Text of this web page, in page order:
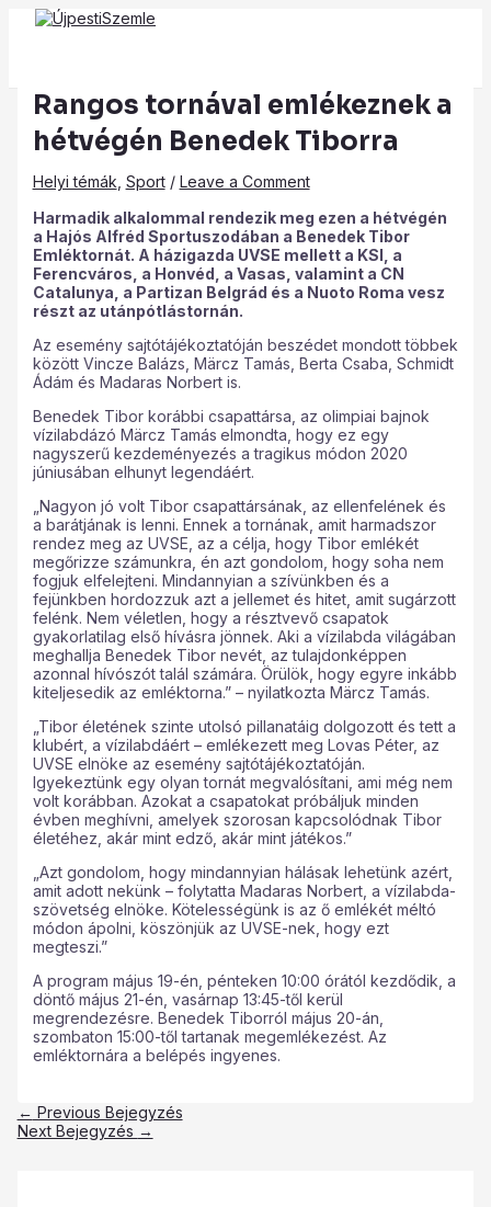
Skip
Main
Menu
Rangos tornával emlékeznek a
hétvégén Benedek Tiborra
Helyi témák Sport/ Leave a Comment
Harmadik alkalommal rendezik meg ezen a hétvégén
a Hajós Alfréd Sportuszodában a Benedek Tibor
Emléktornát. A házigazda UVSE mellett a KSI, a
Ferencváros, a Honvéd, a Vasas, valamint a CN
Catalunya, a Partizan Belgrád és a Nuoto Roma vesz
részt az utánpótlástornán.
Az esemény sajtótájékoztatóján beszédet mondott többek
között Vincze Balázs, Märcz Tamás, Berta Csaba, Schmidt
Ádám és Madaras Norbert is.
Benedek Tibor korábbi csapattársa, az olimpiai bajnok
vízilabdázó Märcz Tamás elmondta, hogy ez egy
nagyszerű kezdeményezés a tragikus módon 2020
júniusában elhunyt legendáért.
„Nagyon jó volt Tibor csapattársának, az ellenfelének és
a barátjának is lenni. Ennek a tornának, amit harmadszor
rendez meg az UVSE, az a célja, hogy Tibor emlékét
megőrizze számunkra, én azt gondolom, hogy soha nem
fogjuk elfelejteni. Mindannyian a szívünkben és a
fejünkben hordozzuk azt a jellemet és hitet, amit sugárzott
felénk. Nem véletlen, hogy a résztvevő csapatok
gyakorlatilag első hívásra jönnek. Aki a vízilabda világában
meghallja Benedek Tibor nevét, az tulajdonképpen
azonnal hívószót talál számára. Örülök, hogy egyre inkább
kiteljesedik az emléktorna.” – nyilatkozta Märcz Tamás.
„Tibor életének szinte utolsó pillanatáig dolgozott és tett a
klubért, a vízilabdáért – emlékezett meg Lovas Péter, az
UVSE elnöke az esemény sajtótájékoztatóján.
Igyekeztünk egy olyan tornát megvalósítani, ami még nem
volt korábban. Azokat a csapatokat próbáljuk minden
évben meghívni, amelyek szorosan kapcsolódnak Tibor
életéhez, akár mint edző, akár mint játékos.”
„Azt gondolom, hogy mindannyian hálásak lehetünk azért,
amit adott nekünk – folytatta Madaras Norbert, a vízilabda-
szövetség elnöke. Kötelességünk is az ő emlékét méltó
módon ápolni, köszönjük az UVSE-nek, hogy ezt
megteszi.”
A program május 19-én, pénteken 10:00 órától kezdődik, a
döntő május 21-én, vasárnap 13:45-től kerül
megrendezésre. Benedek Tiborról május 20-án,
szombaton 15:00-től tartanak megemlékezést. Az
emléktornára a belépés ingyenes.
Post
navigation
← Previous Bejegyzés
Next Bejegyzés →
Type
here..
Name*
Email*
Website